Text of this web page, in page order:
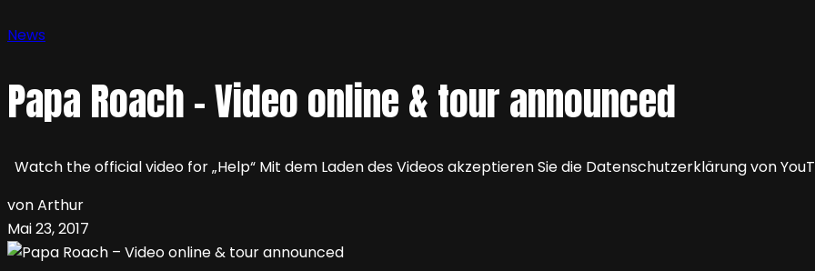
News
Papa Roach – Video online & tour announced
Watch the official video for „Help“ Mit dem Laden des Videos akzeptieren Sie die Datenschutzerklärung von
von Arthur
Mai 23, 2017